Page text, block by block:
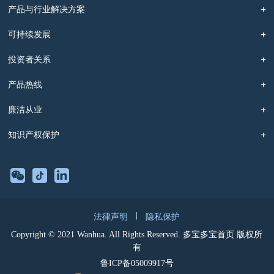
产品与行业解决方案
可持续发展
投资者关系
产品热线
廉洁从业
知识产权保护
法律声明
隐私保护
Copyright © 2021 Wanhua. All Rights Reserved. 多宝多宝首页 版权所
有
鲁ICP备05009917号